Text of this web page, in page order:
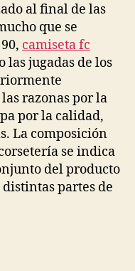
al final de las
que se
camiseta fc
las jugadas de los
razonas por la
por la calidad,
La composición
se indica
del producto
partes de